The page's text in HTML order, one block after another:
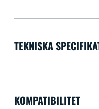
TEKNISKA
KOMPATIBILITET